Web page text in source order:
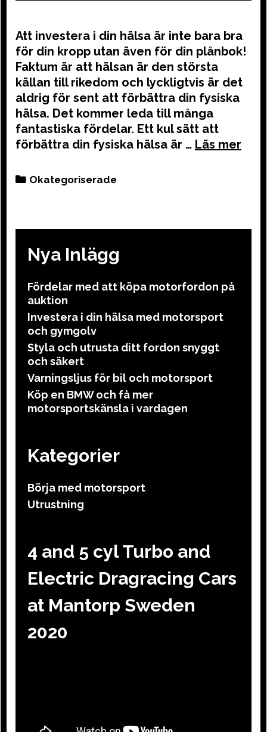
Att investera i din hälsa är inte bara bra
för din kropp utan även för din plånbok!
Faktum är att hälsan är den största
källan till rikedom och lyckligtvis är det
aldrig för sent att förbättra din fysiska
hälsa. Det kommer leda till många
fantastiska fördelar. Ett kul sätt att
förbättra din fysiska hälsa är …
Categories
Okategoriserade
Nya Inlägg
Fördelar med att köpa motorfordon på
auktion
Investera i din hälsa med motorsport
och gymgolv
Styla och utrusta ditt fordon snyggt
och säkert
Varningsljus för bil och motorsport
Köp en BMW och få mer
motorsportskänsla i vardagen
Kategorier
Börja med motorsport
Utrustning
4 and 5 cyl Turbo and
Electric Dragracing Cars
at Mantorp Sweden
2020